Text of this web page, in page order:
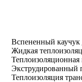
Вспененный каучук
Жидкая
Теплоизоляционная
Экструдированный
Теплоизоляция